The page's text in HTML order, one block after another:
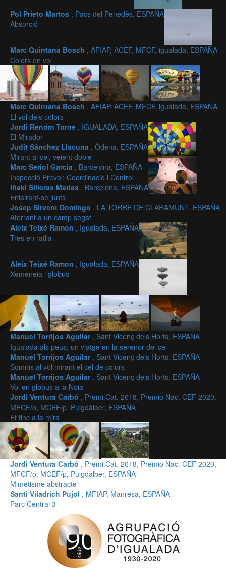
Pol Prieto Martos , Pacs del Penedès, ESPAÑA
Absorció
Marc Quintana Bosch , AFIAP, ACEF, MFCF, igualada, ESPAÑA
Colors en vol
Marc Quintana Bosch , AFIAP, ACEF, MFCF, igualada, ESPAÑA
El vol dels colors
Jordi Renom Torne , IGUALADA, ESPAÑA
El Mirador
Judit Sánchez Llacuna , Òdena, ESPAÑA
Mirant al cel, veient doble
Marc Seriol Garcia , Barcelona, ESPAÑA
Inspecció Prevol: Coordinació i Control
Iñaki Silleras Matias , Barcelona, ESPAÑA
Enlairant-se junts
Josep Sirvent Domingo , LA TORRE DE CLARAMUNT, ESPAÑA
Aterrant a un camp segat
Aleix Teixé Ramon , Igualada, ESPAÑA
Tres en ratlla
Aleix Teixé Ramon , Igualada, ESPAÑA
Xemeneia i globus
Manuel Torrijos Aguilar , Sant Vicenç dels Horts, ESPAÑA
Igualada als peus, un viatge en la serenor del cel
Manuel Torrijos Aguilar , Sant Vicenç dels Horts, ESPAÑA
Somnis al vol:mirant el cel de colors
Manuel Torrijos Aguilar , Sant Vicenç dels Horts, ESPAÑA
Vol en globus a la Noia
Jordi Ventura Carbó , Premi Cat. 2018, Premio Nac. CEF 2020,
MFCF/o, MCEF/p, Puigdàlber, ESPAÑA
Et tinc a la mira
Jordi Ventura Carbó , Premi Cat. 2018, Premio Nac. CEF 2020,
MFCF/o, MCEF/p, Puigdàlber, ESPAÑA
Mimetisme abstracte
Santi Viladrich Pujol , MFIAP, Manresa, ESPAÑA
Parc Central 3